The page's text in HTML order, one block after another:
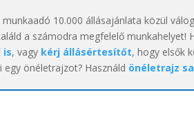
10.000 állásajánlata közül
a számodra megfelelő munkahelyet!
is, vagy kérj állásértesítőt, hogy elsők
önéletrajzot? Használd önéletrajz